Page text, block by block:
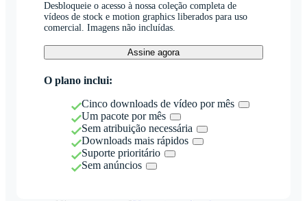
Desbloqueie o acesso à nossa coleção completa de
vídeos de stock e motion graphics liberados para uso
comercial. Imagens não incluídas.
Assine agora
O plano inclui:
Cinco downloads de vídeo por mês
Um pacote por mês
Sem atribuição necessária
Downloads mais rápidos
Suporte prioritário
Sem anúncios